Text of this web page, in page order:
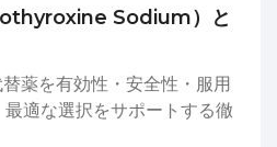
Sodium）と
薬を有効性・安全性・服用
適な選択をサポートする徹